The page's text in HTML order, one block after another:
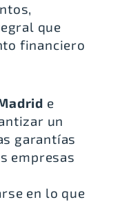
que
financiero
e
un
garantías
empresas
en lo que